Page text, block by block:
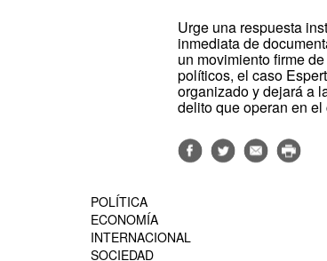
Urge una respuesta
inmediata de
un movimiento firme
políticos, el caso
organizado y dejará a
delito que operan en
POLÍTICA
ECONOMÍA
INTERNACIONAL
SOCIEDAD